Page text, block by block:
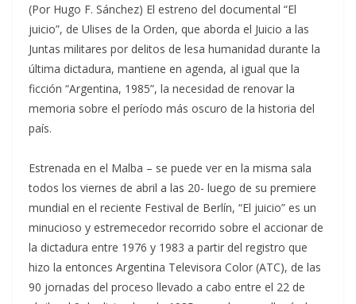
(Por Hugo F. Sánchez) El estreno del documental “El
juicio”, de Ulises de la Orden, que aborda el Juicio a las
Juntas militares por delitos de lesa humanidad durante la
última dictadura, mantiene en agenda, al igual que la
ficción “Argentina, 1985”, la necesidad de renovar la
memoria sobre el período más oscuro de la historia del
país.
Estrenada en el Malba – se puede ver en la misma sala
todos los viernes de abril a las 20- luego de su premiere
mundial en el reciente Festival de Berlín, “El juicio” es un
minucioso y estremecedor recorrido sobre el accionar de
la dictadura entre 1976 y 1983 a partir del registro que
hizo la entonces Argentina Televisora Color (ATC), de las
90 jornadas del proceso llevado a cabo entre el 22 de